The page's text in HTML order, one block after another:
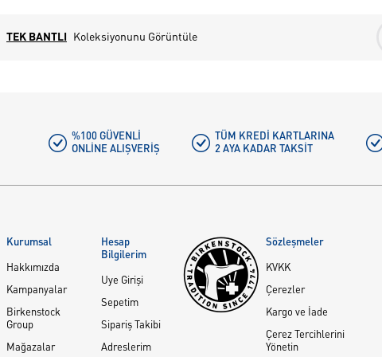
TEK BANTLI Koleksiyonunu Görüntüle
%100 GÜVENLI
ONLINE ALIŞVERIŞ
TÜM KREDI KARTLARINA
2 AYA KADAR TAKSIT
Kurumsal
Hakkımızda
Kampanyalar
Birkenstock
Group
Mağazalar
Hesap
Bilgilerim
Üye Girişi
Sepetim
Sipariş Takibi
Adreslerim
Sözleşmeler
KVKK
Çerezler
Kargo ve İade
Çerez Tercihlerini
Yönetin